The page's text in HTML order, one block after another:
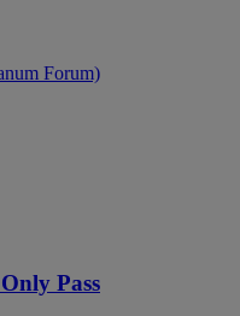
Forum)
Pass